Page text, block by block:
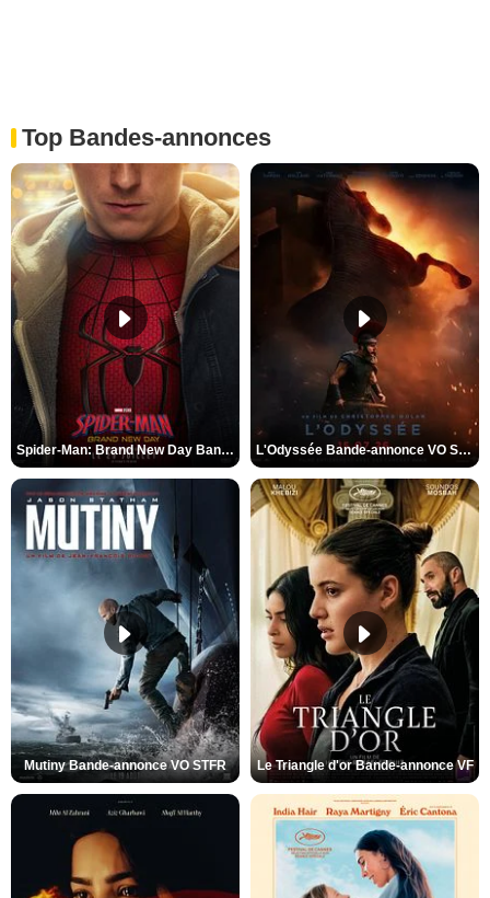
Top Bandes-annonces
Spider-Man: Brand New Day Bande-annonce VO STFR L'Odyssée Bande-annonce VO STFR
Mutiny Bande-annonce VO STFR Le Triangle d'or Bande-annonce VF